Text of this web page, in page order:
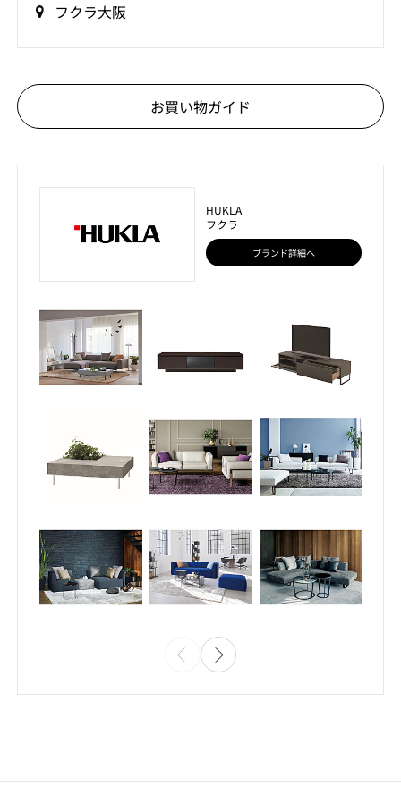
フクラ大阪
お買い物ガイド
HUKLA
フクラ
ブランド詳細へ